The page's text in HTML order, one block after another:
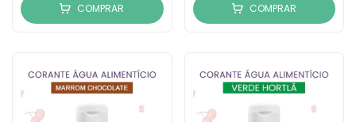
COMPRAR COMPRAR